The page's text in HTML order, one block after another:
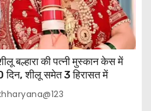
बल्हारा की पत्नी मुस्कान केस में
दिन, शीलू समेत 3 हिरासत में